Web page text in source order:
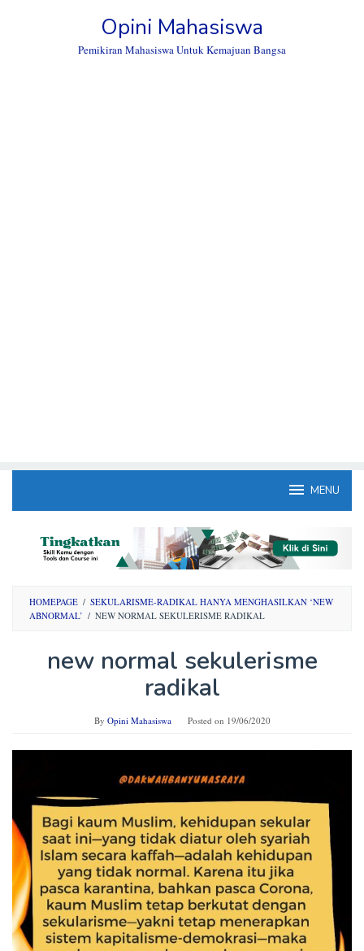
Opini Mahasiswa
Pemikiran Mahasiswa Untuk Kemajuan Bangsa
MENU
HOMEPAGE / SEKULARISME-RADIKAL HANYA MENGHASILKAN ‘NEW
ABNORMAL’ / NEW NORMAL SEKULERISME RADIKAL
new normal sekulerisme
radikal
By Opini Mahasiswa Posted on 19/06/2020